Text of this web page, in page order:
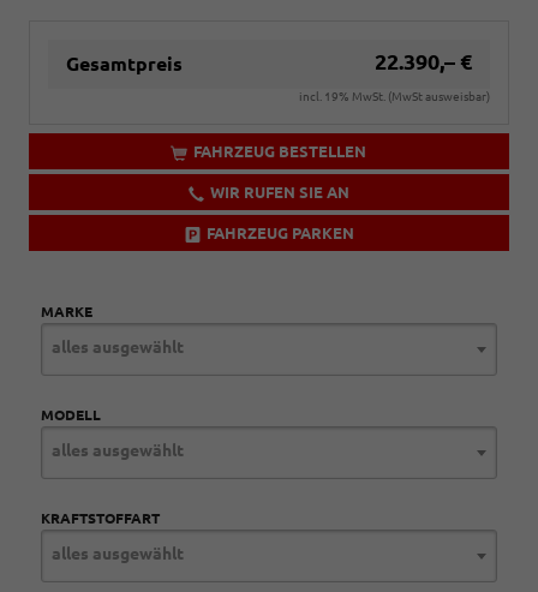
Gesamtpreis 22.390,– €
incl. 19% MwSt. (MwSt ausweisbar)
FAHRZEUG BESTELLEN
WIR RUFEN SIE AN
FAHRZEUG PARKEN
MARKE
alles ausgewählt
MODELL
alles ausgewählt
KRAFTSTOFFART
alles ausgewählt